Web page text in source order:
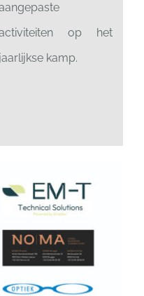
op het
jaarlijkse kamp.